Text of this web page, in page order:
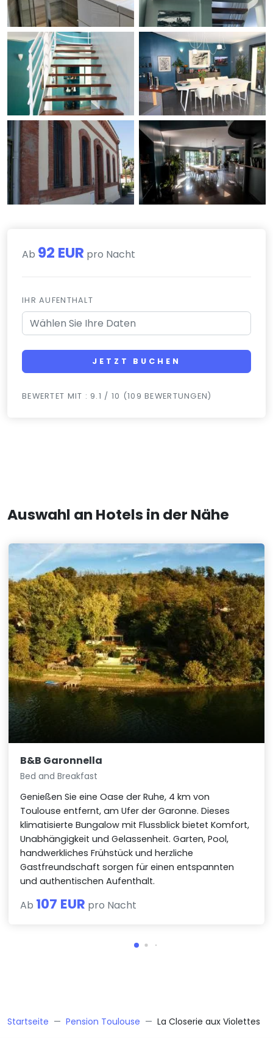
Ab 92 EUR pro Nacht
IHR AUFENTHALT
JETZT BUCHEN
BEWERTET MIT : 9.1 / 10 (109 BEWERTUNGEN)
Auswahl an Hotels in der Nähe
B&B Garonnella
Bed and Breakfast
Genießen Sie eine Oase der Ruhe, 4 km von
Toulouse entfernt, am Ufer der Garonne. Dieses
klimatisierte Bungalow mit Flussblick bietet Komfort,
Unabhängigkeit und Gelassenheit. Garten, Pool,
handwerkliches Frühstück und herzliche
Gastfreundschaft sorgen für einen entspannten
und authentischen Aufenthalt.
Ab 107 EUR pro Nacht
Startseite Pension Toulouse La Closerie aux Violettes